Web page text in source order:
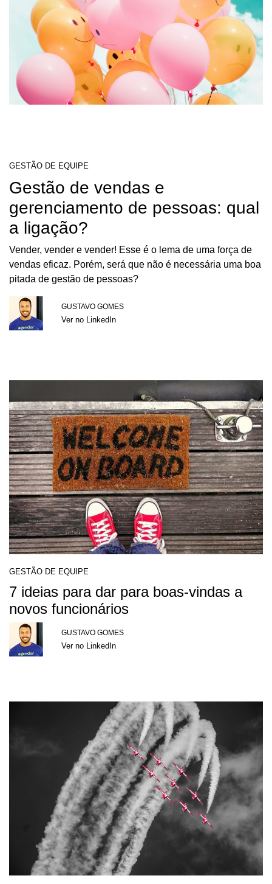
GESTÃO DE EQUIPE
Gestão de vendas e
gerenciamento de pessoas: qual
a ligação?
Vender, vender e vender! Esse é o lema de uma força de
vendas eficaz. Porém, será que não é necessária uma boa
pitada de gestão de pessoas?
GUSTAVO GOMES
Ver no LinkedIn
GESTÃO DE EQUIPE
7 ideias para dar para boas-vindas a
novos funcionários
GUSTAVO GOMES
Ver no LinkedIn